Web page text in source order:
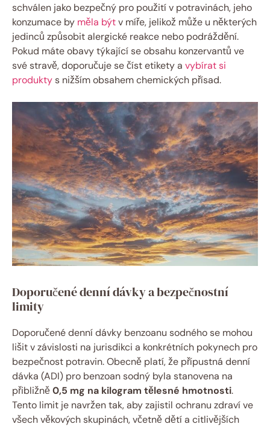
schválen jako bezpečný pro použití v potravinách, jeho
konzumace by měla býtv míře, jelikož může u některých
jedinců způsobit alergické reakce nebo podráždění.
Pokud máte obavy týkající se obsahu konzervantů ve
své stravě, doporučuje se číst etikety a vybírat si
produktys nižším obsahem chemických přísad.
Doporučené denní dávky a bezpečnostní
limity
Doporučené denní dávky benzoanu sodného se mohou
lišit v závislosti na jurisdikci a konkrétních pokynech pro
bezpečnost potravin. Obecně platí, že přípustná denní
dávka (ADI) pro benzoan sodný byla stanovena na
přibližně0,5 mg na kilogram tělesné hmotnosti.
Tento limit je navržen tak, aby zajistil ochranu zdraví ve
všech věkových skupinách, včetně dětí a citlivějších